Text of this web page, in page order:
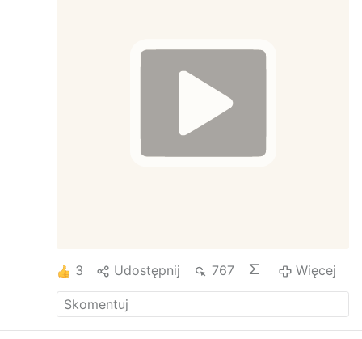
3 Udostępnij 767 Więcej